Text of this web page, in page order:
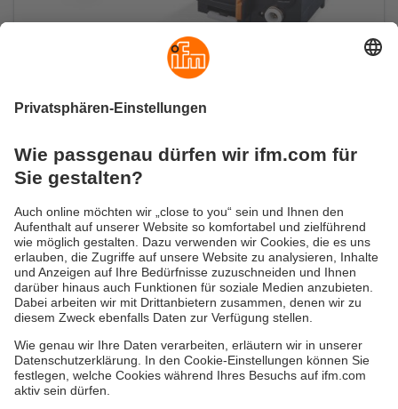
Pneumatik per IO-Link steuern
AirBoxen mit IO-Link
Versandkosten
Gewährleistung
Warenrücklieferungen
Kontakt
Standorte (EN)
AGB
Barrierefreiheit
Impressum
Datenschutz
Responsible Disclosure